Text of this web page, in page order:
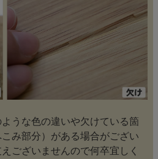
うな色の違いや欠けている箇
み部分）がある場合がござい
ございませんので何卒宜しく